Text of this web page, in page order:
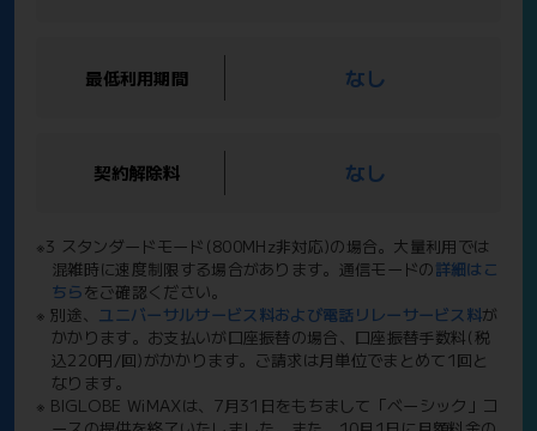
最低利用期間 なし
契約解除料 なし
※3 スタンダードモード(800MHz非対応)の場合。大量利用では
混雑時に速度制限する場合があります。通信モードの詳細はこ
ちらをご確認ください。
※ 別途、 ユニバーサルサービス料および電話リレーサービス料が
かかります。お支払いが口座振替の場合、口座振替手数料(税
込220円/回)がかかります。ご請求は月単位でまとめて1回と
なります。
※ BIGLOBE WiMAXは、7月31日をもちまして「ベーシック」コ